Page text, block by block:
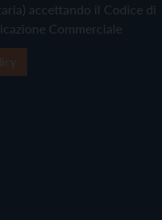
accettando il Codice di
Commerciale